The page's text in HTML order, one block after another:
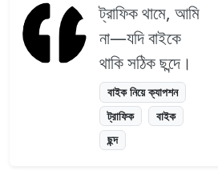
ট্রাফিক থামে, আমি
না—যদি বাইকে
থাকি সঠিক ছন্দে।
বাইক নিয়ে ক্যাপশন
ট্রাফিক
বাইক
ছন্দ